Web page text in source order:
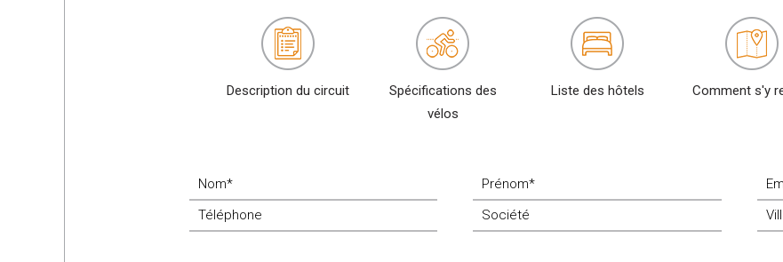
Description du circuit
Spécifications des
vélos
Liste des hôtels Comment s'y